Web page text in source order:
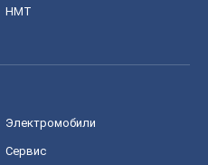
НМТ
Электромобили
Сервис